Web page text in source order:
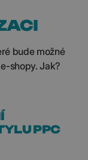
bude možné
shopy. Jak?
PPC